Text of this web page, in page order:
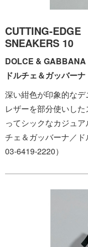
CUTTING-EDGE
SNEAKERS 10
DOLCE & GABBANA
ドルチェ＆ガッバーナ
深い紺色が印象的な
レザーを部分使いし
ってシックなカジュ
チェ＆ガッバーナ／ド
03-6419-2220）